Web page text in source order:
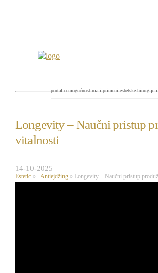
portal o mogućnostima i primeni estetske hirurgije i
Longevity – Naučni pristup
vitalnosti
14-10-2025
Estetic » Antiejdžing » Longevity – Naučni pristup